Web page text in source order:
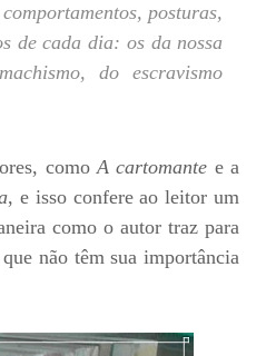
posturas,
de cada dia: os da nossa
do escravismo
comoA cartomante e a
, e isso confere ao leitor um
como o autor traz para
não têm sua importância